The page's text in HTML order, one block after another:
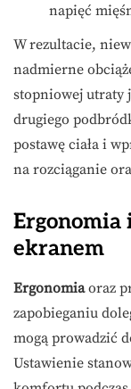
napięć
W rezultacie,
nadmierne
stopniowej utraty
drugiego
postawę ciała i
na rozciąganie
Ergonomia
ekranem
Ergonomiaoraz
zapobieganiu
mogą prowadzić
Ustawienie